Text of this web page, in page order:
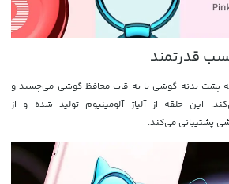
قدرتمند
پشت بدنه گوشی یا به قاب محافظ گوشی می‌چسبد و
این حلقه از آلیاژ آلومینیوم تولید شده و از
پشتیبانی می‌کند.